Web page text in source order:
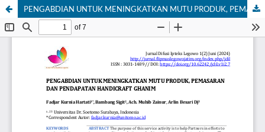
PENGABDIAN UNTUK MENINGKATKAN MUTU PRODUK, PEMASARAN DAN PENDAPATAN HANDICRAFT GHANIM